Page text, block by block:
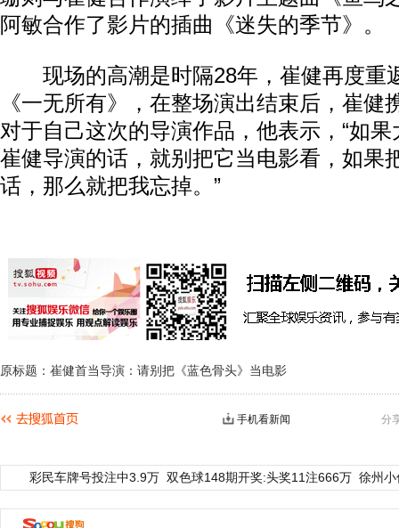
阿敏合作了影片的插曲《迷失的季节》。
现场的高潮是时隔28年，崔健再度重
《一无所有》，在整场演出结束后，崔健
对于自己这次的导演作品，他表示，“如
崔健导演的话，就别把它当电影看，如果
话，那么就把我忘掉。”
原标题：崔健首当导演：请别把《蓝色骨头》当电影
分
手机看新闻
彩民车牌号投注中3.9万 双色球148期开奖:头奖11注666万 徐州